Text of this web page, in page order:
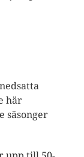
här
säsonger